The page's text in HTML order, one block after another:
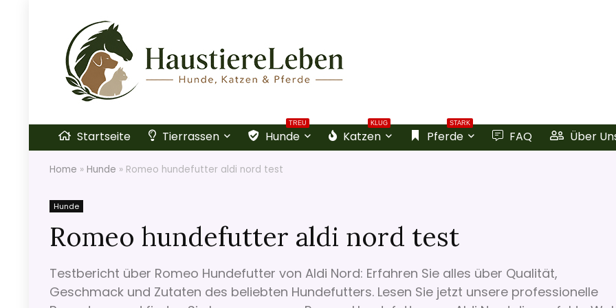
Startseite Tierrassen
TREU
Hunde
KLUG
Katzen
STARK
Pferde FAQ Über
Home » Hunde » Romeo hundefutter aldi nord test
Hunde
Romeo hundefutter aldi nord test
Testbericht über Romeo Hundefutter von Aldi Nord: Erfahren Sie alles über Qualität,
Geschmack und Zutaten des beliebten Hundefutters. Lesen Sie jetzt unsere professionelle